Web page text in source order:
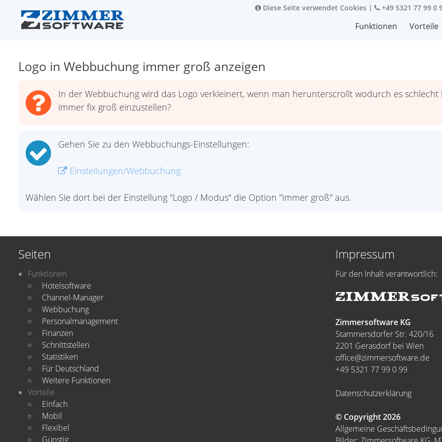
Diese Seite verwendet Cookies | +49 5321 77 99 0
Funktionen Vorteile
Logo in Webbuchung immer groß anzeigen
In der Webbuchung wird das Logo verkleinert, wenn man herunterscrollt wodurch es
immer fix groß einzustellen?
Gehen Sie zu den Webbuchungs-Einstellungen:
Einstellungen/Webbuchung
Wählen Sie dort bei der Einstellung "Logo / Modus" die Option "immer groß" aus.
Seiten
Funktionen
Hotelsoftware
Channel-Manager
Webbuchung
Personalmanagement
Finanzen
Schnittstellen
Statistiken
Für Deutschland
Weitere Funktionen
Vorteile
Einfach
Mobil
Flexibel
Günstig
Impressum
Für den Inhalt verantwortlich:
Zimmersoftware KG
Stammersdorfer Str. 420/16
2201 Gerasdorf bei Wien
office@zimmersoftware.de
+49 5321 77 99 0 99
Datenschutzerklärung
© Copyright 2026
Allgemeine